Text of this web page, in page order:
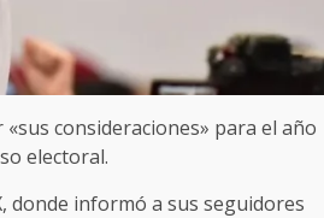
consideraciones» para el año
electoral.
donde informó a sus seguidores